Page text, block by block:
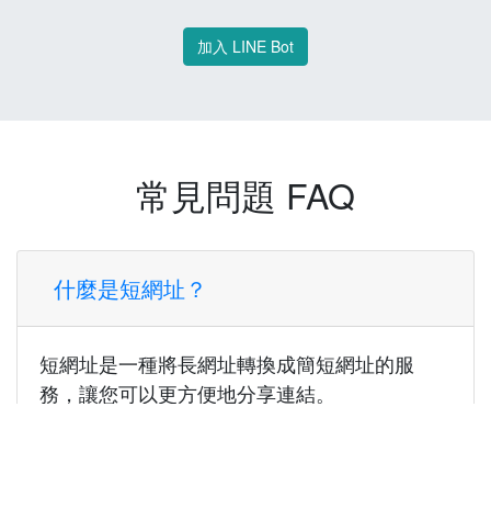
加入 LINE Bot
常見問題 FAQ
什麼是短網址？
短網址是一種將長網址轉換成簡短網址的服
務，讓您可以更方便地分享連結。